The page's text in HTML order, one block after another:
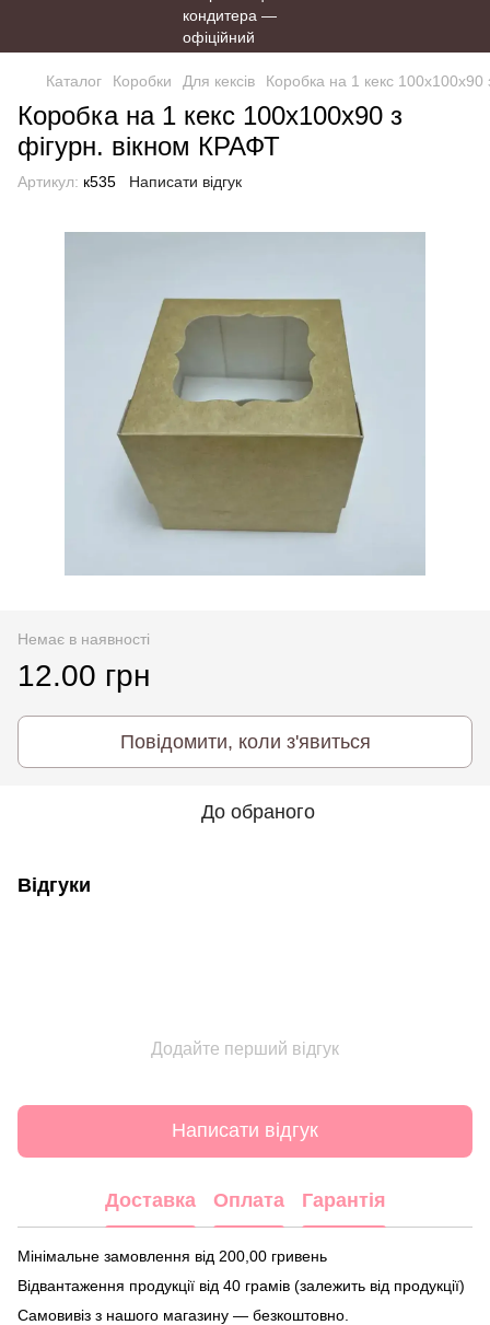
Каталог Коробки Для кексів Коробка на 1 кекс 100х100х90
Коробка на 1 кекс 100х100х90 з
фігурн. вікном КРАФТ
Артикул: к535 Написати відгук
Немає в наявності
12.00 грн
Повідомити, коли з'явиться
До обраного
Відгуки
Додайте перший відгук
Написати відгук
Доставка Оплата Гарантія
Мінімальне замовлення від 200,00 гривень
Відвантаження продукції від 40 грамів (залежить від продукції)
Самовивіз з нашого магазину — безкоштовно.